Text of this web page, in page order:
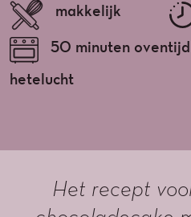
makkelijk
50 minuten
hetelucht
Het recept